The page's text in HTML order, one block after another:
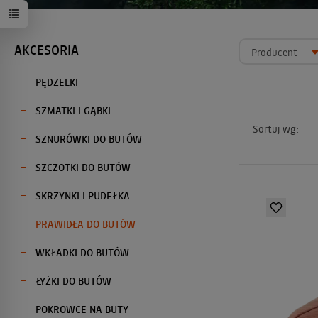
Producent
Sortuj wg:
AKCESORIA
PĘDZELKI
SZMATKI I GĄBKI
SZNURÓWKI DO BUTÓW
SZCZOTKI DO BUTÓW
SKRZYNKI I PUDEŁKA
PRAWIDŁA DO BUTÓW
WKŁADKI DO BUTÓW
ŁYŻKI DO BUTÓW
POKROWCE NA BUTY